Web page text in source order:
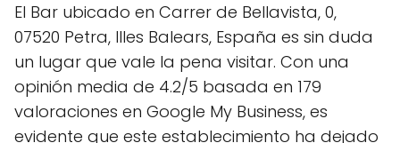
El Bar ubicado en Carrer de Bellavista, 0,
07520 Petra, Illes Balears, España es sin duda
un lugar que vale la pena visitar. Con una
opinión media de 4.2/5 basada en 179
valoraciones en Google My Business, es
evidente que este establecimiento ha dejado